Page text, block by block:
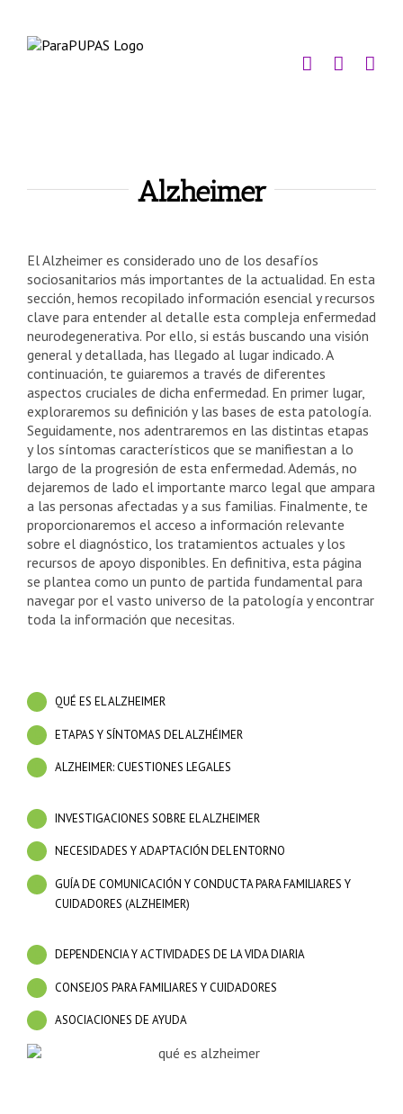
contenido
Alzheimer
El Alzheimer es considerado uno de los desafíos
sociosanitarios más importantes de la actualidad. En esta
sección, hemos recopilado información esencial y recursos
clave para entender al detalle esta compleja enfermedad
neurodegenerativa. Por ello, si estás buscando una visión
general y detallada, has llegado al lugar indicado. A
continuación, te guiaremos a través de diferentes
aspectos cruciales de dicha enfermedad. En primer lugar,
exploraremos su definición y las bases de esta patología.
Seguidamente, nos adentraremos en las distintas etapas
y los síntomas característicos que se manifiestan a lo
largo de la progresión de esta enfermedad. Además, no
dejaremos de lado el importante marco legal que ampara
a las personas afectadas y a sus familias. Finalmente, te
proporcionaremos el acceso a información relevante
sobre el diagnóstico, los tratamientos actuales y los
recursos de apoyo disponibles. En definitiva, esta página
se plantea como un punto de partida fundamental para
navegar por el vasto universo de la patología y encontrar
toda la información que necesitas.
QUÉ ES EL ALZHEIMER
ETAPAS Y SÍNTOMAS DEL ALZHÉIMER
ALZHEIMER: CUESTIONES LEGALES
INVESTIGACIONES SOBRE EL ALZHEIMER
NECESIDADES Y ADAPTACIÓN DEL ENTORNO
GUÍA DE COMUNICACIÓN Y CONDUCTA PARA FAMILIARES Y
CUIDADORES (ALZHEIMER)
DEPENDENCIA Y ACTIVIDADES DE LA VIDA DIARIA
CONSEJOS PARA FAMILIARES Y CUIDADORES
ASOCIACIONES DE AYUDA